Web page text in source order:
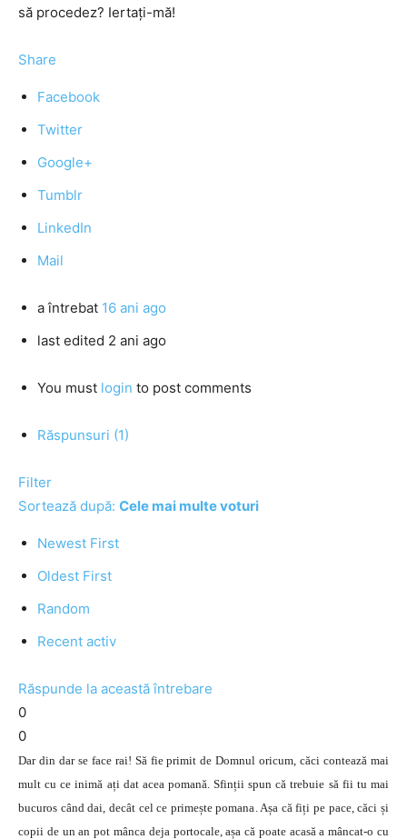
să procedez? Iertați-mă!
Share
Facebook
Twitter
Google+
Tumblr
LinkedIn
Mail
a întrebat 16 ani ago
last edited 2 ani ago
You must login to post comments
Răspunsuri (1)
Filter
Sortează după: Cele mai multe voturi
Newest First
Oldest First
Random
Recent activ
Răspunde la această întrebare
0
0
Dar din dar se face rai! Să fie primit de Domnul oricum, căci contează mai
mult cu ce inimă ați dat acea pomană. Sfinții spun că trebuie să fii tu mai
bucuros când dai, decât cel ce primește pomana. Așa că fiți pe pace, căci și
copii de un an pot mânca deja portocale, așa că poate acasă a mâncat-o cu